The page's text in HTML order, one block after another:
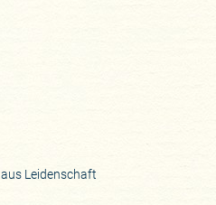
Leidenschaft